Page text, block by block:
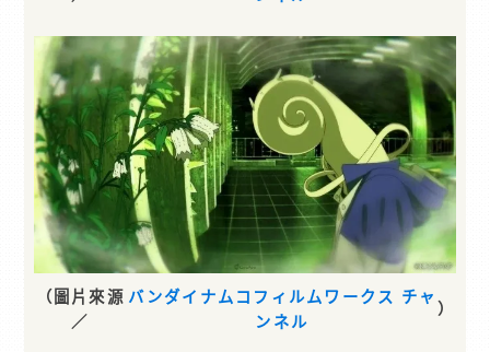
（圖片來源
／
バンダイナムコフィルムワークス チャ
ンネル
）